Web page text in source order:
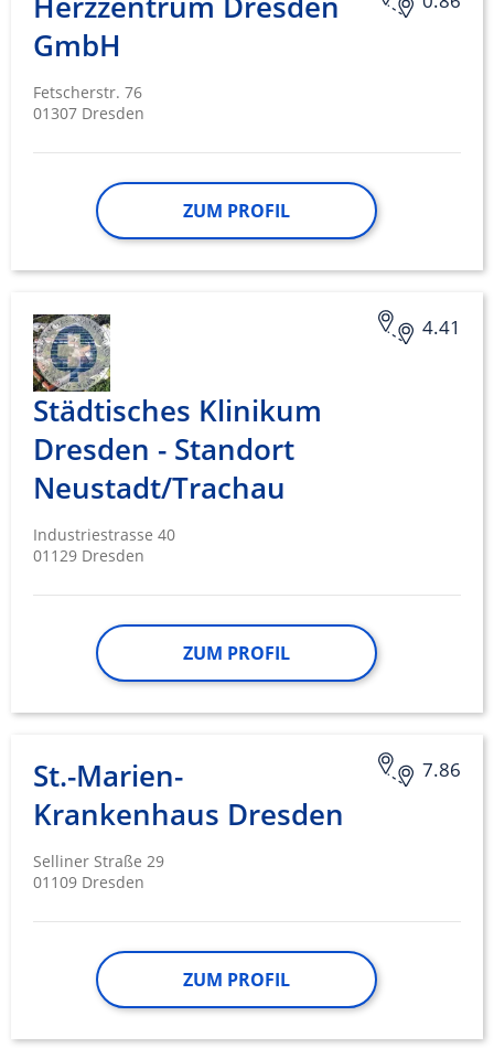
GmbH
Fetscherstr. 76
01307 Dresden
ZUM PROFIL
4.41
Städtisches Klinikum
Dresden - Standort
Neustadt/Trachau
Industriestrasse 40
01129 Dresden
ZUM PROFIL
7.86
St.-Marien-
Krankenhaus Dresden
Selliner Straße 29
01109 Dresden
ZUM PROFIL